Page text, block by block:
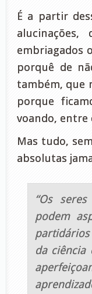
É a partir
embriagados
porquê de
também, que
porque
voando, entre
Mas tudo,
absolutas
“Os
podem
da ciência